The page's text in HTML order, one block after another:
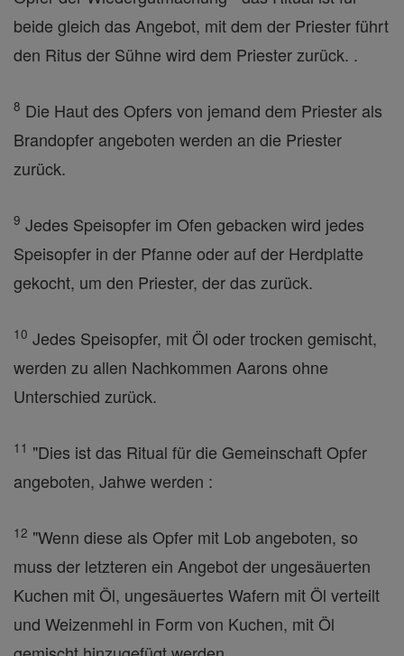
beide gleich das Angebot, mit dem der Priester führt
den Ritus der Sühne wird dem Priester zurück. .
8 Die Haut des Opfers von jemand dem Priester als
Brandopfer angeboten werden an die Priester
zurück.
9 Jedes Speisopfer im Ofen gebacken wird jedes
Speisopfer in der Pfanne oder auf der Herdplatte
gekocht, um den Priester, der das zurück.
10 Jedes Speisopfer, mit Öl oder trocken gemischt,
werden zu allen Nachkommen Aarons ohne
Unterschied zurück.
11 "Dies ist das Ritual für die Gemeinschaft Opfer
angeboten, Jahwe werden :
12 "Wenn diese als Opfer mit Lob angeboten, so
muss der letzteren ein Angebot der ungesäuerten
Kuchen mit Öl, ungesäuertes Wafern mit Öl verteilt
und Weizenmehl in Form von Kuchen, mit Öl